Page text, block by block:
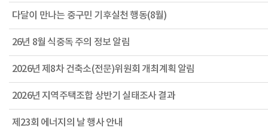
다달이 만나는 중구민 기후실천 행동(8월)
26년 8월 식중독 주의 정보 알림
2026년 제8차 건축소(전문)위원회 개최계획 알림
2026년 지역주택조합 상반기 실태조사 결과
제23회 에너지의 날 행사 안내